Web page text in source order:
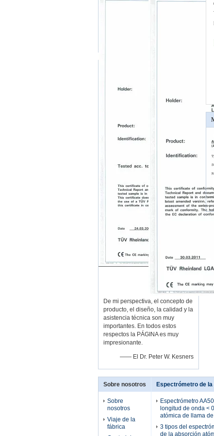
De mi perspectiva, el concepto de
producto, el diseño, la calidad y la
asistencia técnica son muy
importantes. En todos estos
respectos la PÁGINA es muy
impresionante.
—— El Dr. Peter W. Kesners
Sobre nosotros
Sobre
nosotros
Viaje de la
fábrica
Espectrómetro de
Espectrómetro
longitud de onda <
atómica de llama
3 tipos del
de la absorción